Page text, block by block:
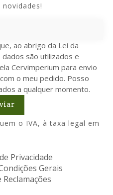
ao abrigo da Lei da
são utilizados e
Cervimperium para envio
o meu pedido. Posso
a qualquer momento.
o IVA, à taxa legal em
Privacidade
Gerais
Reclamações